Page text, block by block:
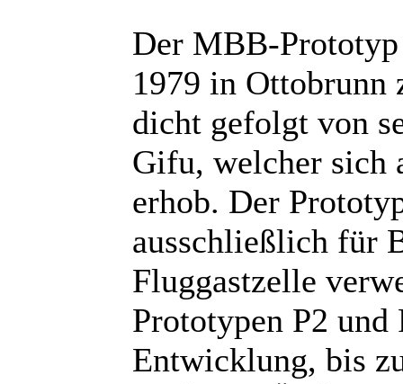
Der MBB-
1979 in Ottobrunn
dicht gefolgt von
Gifu, welcher sich
erhob. Der
ausschließlich für
Fluggastzelle
Prototypen P2
Entwicklung, bis